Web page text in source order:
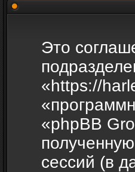
Это
«https://
«phpBB
сессий (в